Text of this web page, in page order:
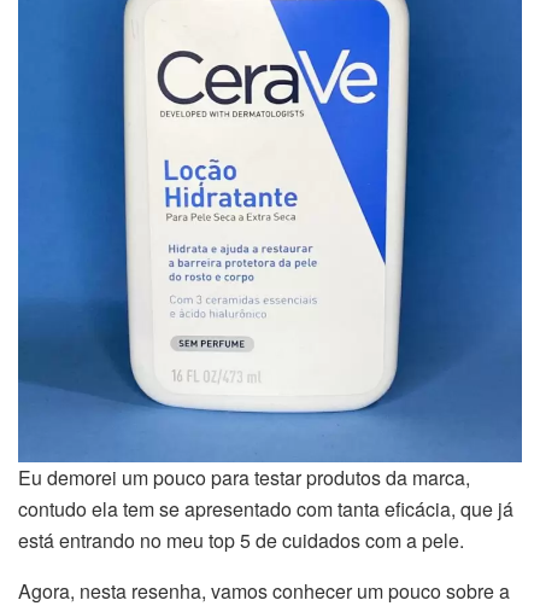
Eu demorei um pouco para testar produtos da marca,
contudo ela tem se apresentado com tanta eficácia, que já
está entrando no meu top 5 de cuidados com a pele.
Agora, nesta resenha, vamos conhecer um pouco sobre a